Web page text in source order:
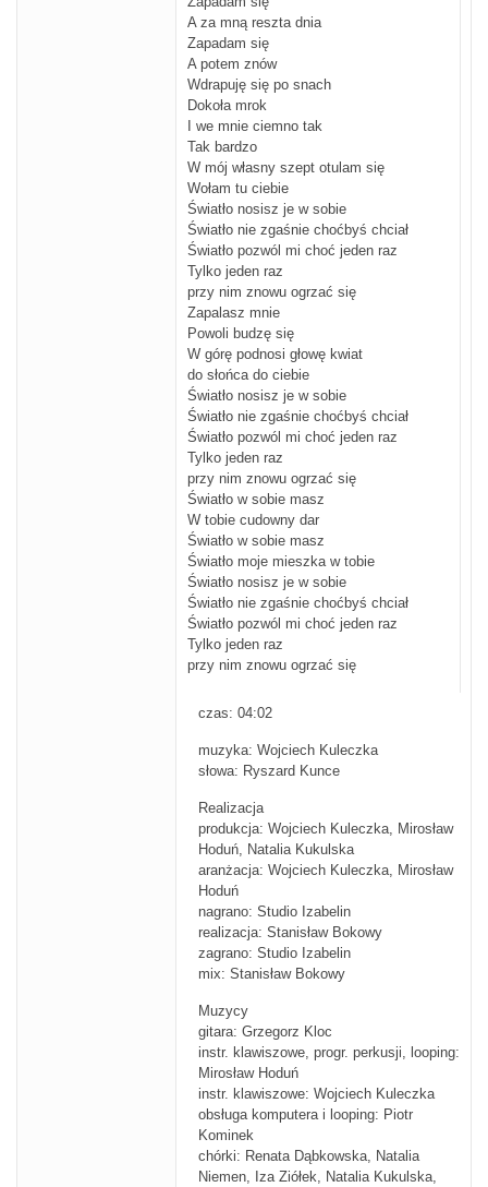
A za mną reszta dnia
Zapadam się
A potem znów
Wdrapuję się po snach
Dokoła mrok
I we mnie ciemno tak
Tak bardzo
W mój własny szept otulam się
Wołam tu ciebie
Światło nosisz je w sobie
Światło nie zgaśnie choćbyś chciał
Światło pozwól mi choć jeden raz
Tylko jeden raz
przy nim znowu ogrzać się
Zapalasz mnie
Powoli budzę się
W górę podnosi głowę kwiat
do słońca do ciebie
Światło nosisz je w sobie
Światło nie zgaśnie choćbyś chciał
Światło pozwól mi choć jeden raz
Tylko jeden raz
przy nim znowu ogrzać się
Światło w sobie masz
W tobie cudowny dar
Światło w sobie masz
Światło moje mieszka w tobie
Światło nosisz je w sobie
Światło nie zgaśnie choćbyś chciał
Światło pozwól mi choć jeden raz
Tylko jeden raz
przy nim znowu ogrzać się
czas: 04:02
muzyka: Wojciech Kuleczka
słowa: Ryszard Kunce
Realizacja
produkcja: Wojciech Kuleczka, Mirosław
Hoduń, Natalia Kukulska
aranżacja: Wojciech Kuleczka, Mirosław
Hoduń
nagrano: Studio Izabelin
realizacja: Stanisław Bokowy
zagrano: Studio Izabelin
mix: Stanisław Bokowy
Muzycy
gitara: Grzegorz Kloc
instr. klawiszowe, progr. perkusji, looping:
Mirosław Hoduń
instr. klawiszowe: Wojciech Kuleczka
obsługa komputera i looping: Piotr
Kominek
chórki: Renata Dąbkowska, Natalia
Niemen, Iza Ziółek, Natalia Kukulska,